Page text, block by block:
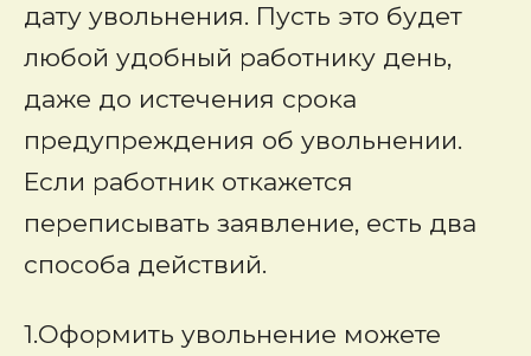
дату увольнения. Пусть это будет
любой удобный работнику день,
даже до истечения срока
предупреждения об увольнении.
Если работник откажется
переписывать заявление, есть два
способа действий.
1.Оформить увольнение можете